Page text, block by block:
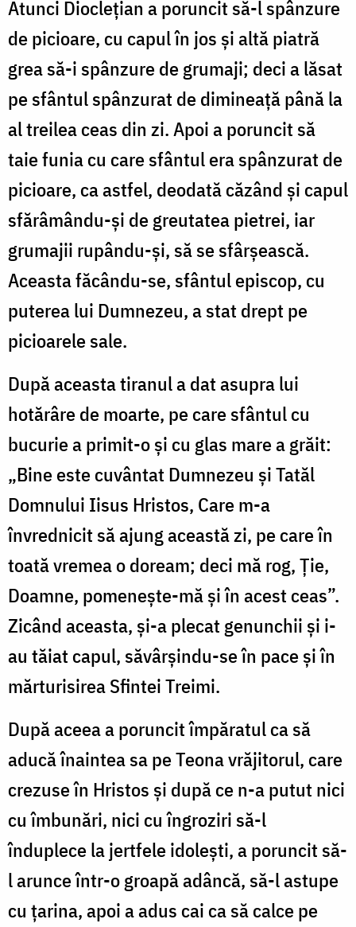
Atunci Dioclețian a poruncit să-l spânzure
de picioare, cu capul în jos și altă piatră
grea să-i spânzure de grumaji; deci a lăsat
pe sfântul spânzurat de dimineață până la
al treilea ceas din zi. Apoi a poruncit să
taie funia cu care sfântul era spânzurat de
picioare, ca astfel, deodată căzând și capul
sfărâmându-și de greutatea pietrei, iar
grumajii rupându-și, să se sfârșească.
Aceasta făcându-se, sfântul episcop, cu
puterea lui Dumnezeu, a stat drept pe
picioarele sale.
După aceasta tiranul a dat asupra lui
hotărâre de moarte, pe care sfântul cu
bucurie a primit-o și cu glas mare a grăit:
„Bine este cuvântat Dumnezeu și Tatăl
Domnului Iisus Hristos, Care m-a
învrednicit să ajung această zi, pe care în
toată vremea o doream; deci mă rog, Ție,
Doamne, pomenește-mă și în acest ceas”.
Zicând aceasta, și-a plecat genunchii și i-
au tăiat capul, săvârșindu-se în pace și în
mărturisirea Sfintei Treimi.
După aceea a poruncit împăratul ca să
aducă înaintea sa pe Teona vrăjitorul, care
crezuse în Hristos și după ce n-a putut nici
cu îmbunări, nici cu îngroziri să-l
înduplece la jertfele idolești, a poruncit să-
l arunce într-o groapă adâncă, să-l astupe
cu țarina, apoi a adus cai ca să calce pe